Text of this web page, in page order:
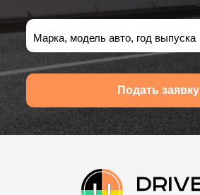
Марка, модель авто, год выпуска
Подать заявку